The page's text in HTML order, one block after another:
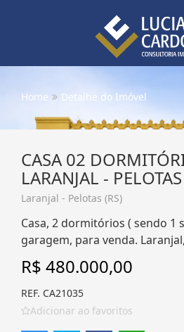
Home Detalhe do Imóvel
CASA 02
LARANJAL - PELOTAS
Laranjal - Pelotas (RS)
Casa, 2 dormitórios ( sendo 1
garagem, para venda.
R$ 480.000,00
REF. CA21035
Adicionar ao favoritos